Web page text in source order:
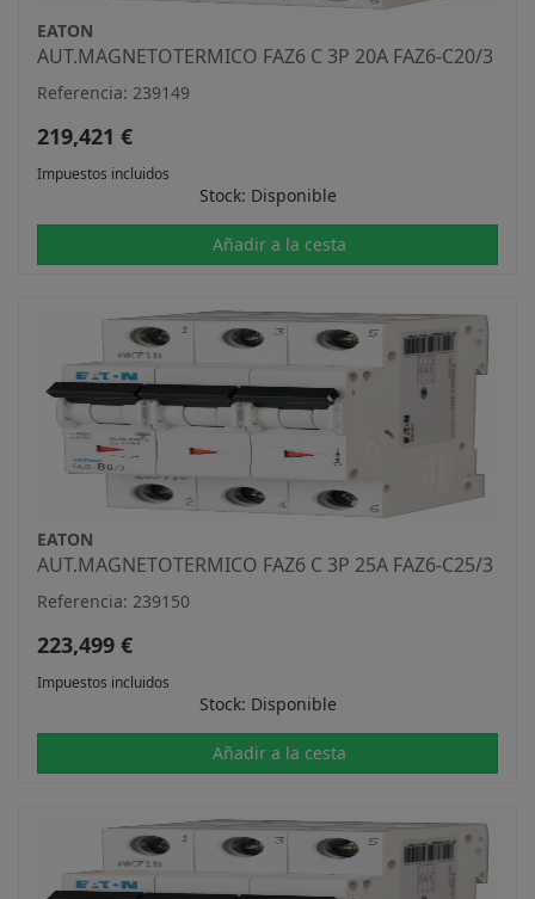
EATON
AUT.MAGNETOTERMICO FAZ6 C 3P 20A FAZ6-C20/3
Referencia: 239149
219,421 €
Impuestos incluidos
Stock: Disponible
Añadir a la cesta
EATON
AUT.MAGNETOTERMICO FAZ6 C 3P 25A FAZ6-C25/3
Referencia: 239150
223,499 €
Impuestos incluidos
Stock: Disponible
Añadir a la cesta